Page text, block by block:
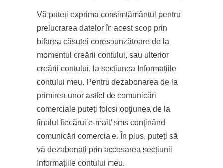
Vă puteți exprima consimțământul pentru
prelucrarea datelor în acest scop prin
bifarea căsuței corespunzătoare de la
momentul creării contului, sau ulterior
creării contului, la secțiunea Informațiile
contului meu. Pentru dezabonarea de la
primirea unor astfel de comunicări
comerciale puteți folosi opţiunea de la
finalul fiecărui e-mail/ sms conţinând
comunicări comerciale. În plus, puteți să
vă dezabonați prin accesarea secțiunii
Informațiile contului meu.